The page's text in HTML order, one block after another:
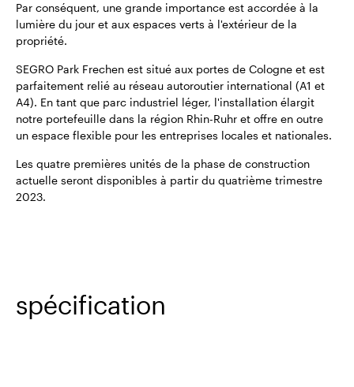
Par conséquent, une grande importance est accordée à la
lumière du jour et aux espaces verts à l'extérieur de la
propriété.
SEGRO Park Frechen est situé aux portes de Cologne et est
parfaitement relié au réseau autoroutier international (A1 et
A4). En tant que parc industriel léger, l'installation élargit
notre portefeuille dans la région Rhin-Ruhr et offre en outre
un espace flexible pour les entreprises locales et nationales.
Les quatre premières unités de la phase de construction
actuelle seront disponibles à partir du quatrième trimestre
2023.
spécification